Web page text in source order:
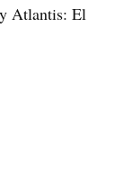
Atlantis: El